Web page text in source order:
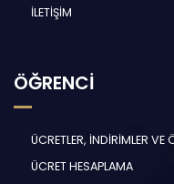
İLETİŞİM
ÖĞRENCİ
ÜCRETLER, İNDİRİMLER VE
ÜCRET HESAPLAMA